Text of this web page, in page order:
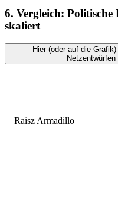
6. Vergleich:
skaliert
Hier (oder auf die